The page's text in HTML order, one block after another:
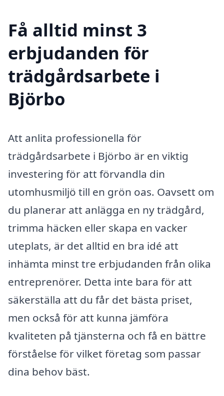
Få alltid minst 3
erbjudanden för
trädgårdsarbete i
Björbo
Att anlita professionella för
trädgårdsarbete i Björbo är en viktig
investering för att förvandla din
utomhusmiljö till en grön oas. Oavsett om
du planerar att anlägga en ny trädgård,
trimma häcken eller skapa en vacker
uteplats, är det alltid en bra idé att
inhämta minst tre erbjudanden från olika
entreprenörer. Detta inte bara för att
säkerställa att du får det bästa priset,
men också för att kunna jämföra
kvaliteten på tjänsterna och få en bättre
förståelse för vilket företag som passar
dina behov bäst.